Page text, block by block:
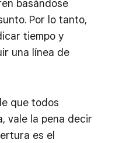
basándose
Por lo tanto,
tiempo y
una línea de
que todos
vale la pena decir
es el